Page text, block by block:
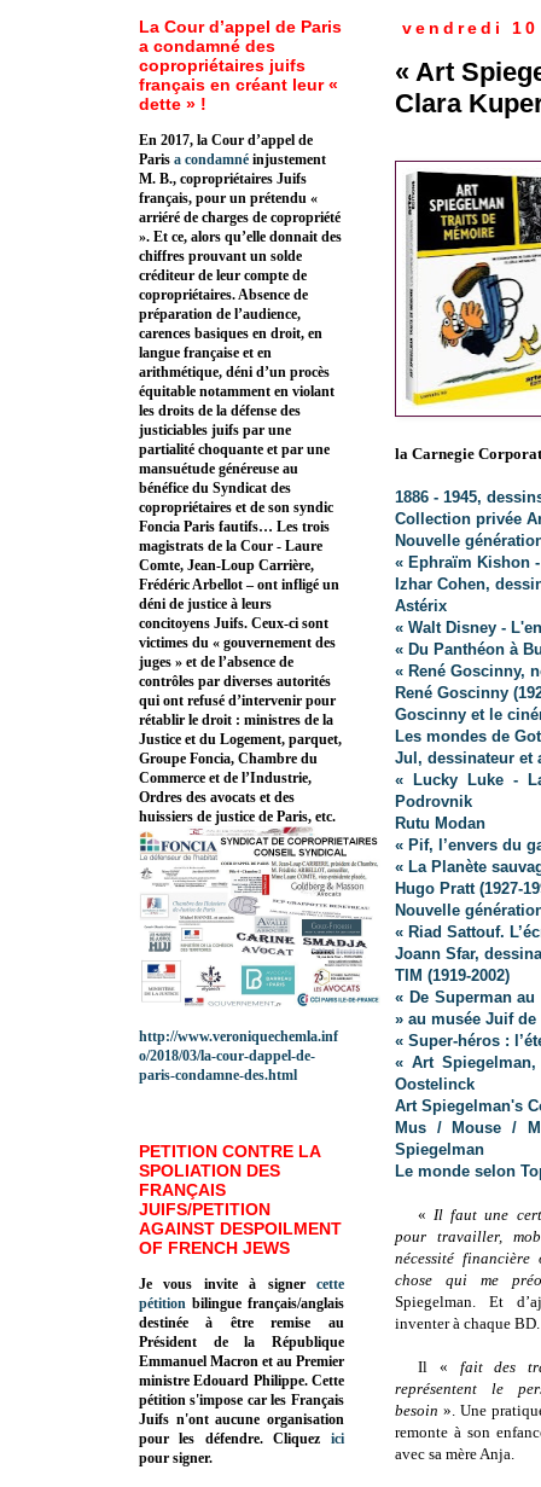
vendredi
« Art
Clara
la Carnegie
1886 - 1945,
Collection privée
Nouvelle
« Ephraïm Kishon
Izhar Cohen,
Astérix
« Walt Disney -
« Du Panthéon à
« René Goscinny,
René Goscinny
Goscinny et le
Les mondes de
Jul, dessinateur et
« Lucky Luke -
Podrovnik
Rutu Modan
« Pif, l’envers du
« La Planète
Hugo Pratt (1927-
Nouvelle
« Riad Sattouf.
Joann Sfar,
TIM (1919-2002)
« De Superman
» au musée Juif
« Super-héros :
« Art
Oostelinck
Art Spiegelman's
Mus / Mouse /
Spiegelman
Le monde selon
« Il faut une
pour travailler,
nécessité
chose qui me
Spiegelman. Et
inventer à chaque BD.
Il « fait des
représentent le
besoin». Une
remonte à son
avec sa mère Anja.
La Cour d’appel de Paris
a condamné des
copropriétaires juifs
français en créant leur «
dette » !
En 2017, la Cour d’appel de
Paris a condamné injustement
M. B., copropriétaires Juifs
français, pour un prétendu «
arriéré de charges de copropriété
». Et ce, alors qu’elle donnait des
chiffres prouvant un solde
créditeur de leur compte de
copropriétaires. Absence de
préparation de l’audience,
carences basiques en droit, en
langue française et en
arithmétique, déni d’un procès
équitable notamment en violant
les droits de la défense des
justiciables juifs par une
partialité choquante et par une
mansuétude généreuse au
bénéfice du Syndicat des
copropriétaires et de son syndic
Foncia Paris fautifs… Les trois
magistrats de la Cour - Laure
Comte, Jean-Loup Carrière,
Frédéric Arbellot – ont infligé un
déni de justice à leurs
concitoyens Juifs. Ceux-ci sont
victimes du « gouvernement des
juges » et de l’absence de
contrôles par diverses autorités
qui ont refusé d’intervenir pour
rétablir le droit : ministres de la
Justice et du Logement, parquet,
Groupe Foncia, Chambre du
Commerce et de l’Industrie,
Ordres des avocats et des
huissiers de justice de Paris, etc.
http://www.veroniquechemla.inf
o/2018/03/la-cour-dappel-de-
paris-condamne-des.html
PETITION CONTRE LA
SPOLIATION DES
FRANÇAIS
JUIFS/PETITION
AGAINST DESPOILMENT
OF FRENCH JEWS
Je vous invite à signer cette
pétition bilingue français/anglais
destinée à être remise au
Président de la République
Emmanuel Macron et au Premier
ministre Edouard Philippe. Cette
pétition s'impose car les Français
Juifs n'ont aucune organisation
pour les défendre. Cliquez
ici
pour signer.